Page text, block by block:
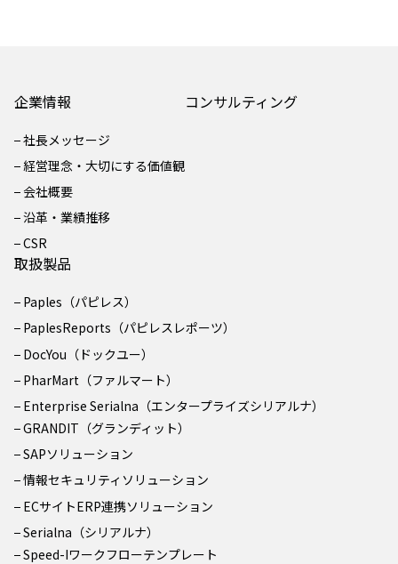
企業情報
社長メッセージ
経営理念・大切にする価値観
会社概要
沿革・業績推移
CSR
コンサルティング
取扱製品
Paples（パピレス）
PaplesReports（パピレスレポーツ）
DocYou（ドックユー）
PharMart（ファルマート）
Enterprise Serialna（エンタープライズシリアルナ）
GRANDIT（グランディット）
SAPソリューション
情報セキュリティソリューション
ECサイトERP連携ソリューション
Serialna（シリアルナ）
Speed-Iワークフローテンプレート